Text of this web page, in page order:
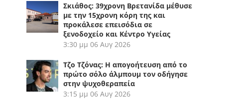
Σκιάθος: 39χρονη Βρετανίδα μέθυσε
με την 15χρονη κόρη της και
προκάλεσε επεισόδια σε
ξενοδοχείο και Κέντρο Υγείας
3:30 μμ 06 Αυγ 2026
Τζο Τζόνας: Η απογοήτευση από το
πρώτο σόλο άλμπουμ τον οδήγησε
στην ψυχοθεραπεία
3:15 μμ 06 Αυγ 2026